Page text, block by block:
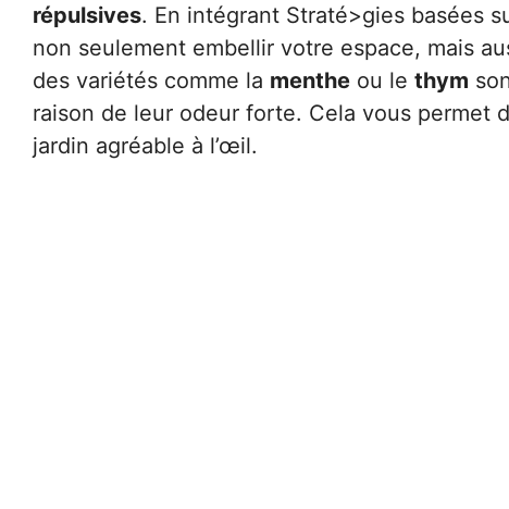
répulsives. En intégrant Straté>gies basées
non seulement embellir votre espace, mais
des variétés comme la menthe ou le thym
raison de leur odeur forte. Cela vous permet
jardin agréable à l’œil.